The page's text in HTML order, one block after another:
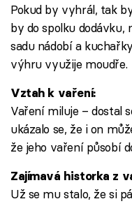
Pokud by vyhrál, tak
by do spolku
sadu nádobí a
výhru využije moudře.
Vztah k vaření:
Vaření miluje – dostal
ukázalo se, že i on
že jeho vaření působí
Zajímavá historka z
Už se mu stalo, že si